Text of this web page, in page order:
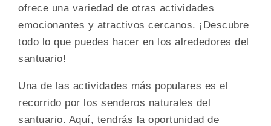
ofrece una variedad de otras actividades
emocionantes y atractivos cercanos. ¡Descubre
todo lo que puedes hacer en los alrededores del
santuario!
Una de las actividades más populares es el
recorrido por los senderos naturales del
santuario. Aquí, tendrás la oportunidad de